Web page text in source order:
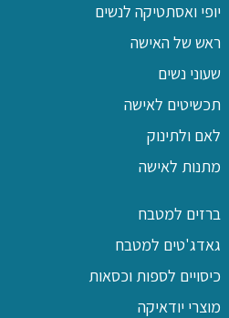
יופי ואסתטיקה לנשים
ראש של האישה
שעוני נשים
תכשיטים לאישה
לאם ולתינוק
מתנות לאישה
ברזים למטבח
גאדג'טים למטבח
כיסויים לספות וכסאות
מוצרי יודאיקה